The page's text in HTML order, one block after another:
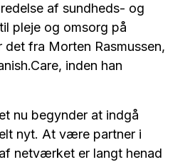
af sundheds- og
pleje og omsorg på
det fra Morten Rasmussen,
inden han
nu begynder at indgå
nyt. At være partner i
netværket er langt henad